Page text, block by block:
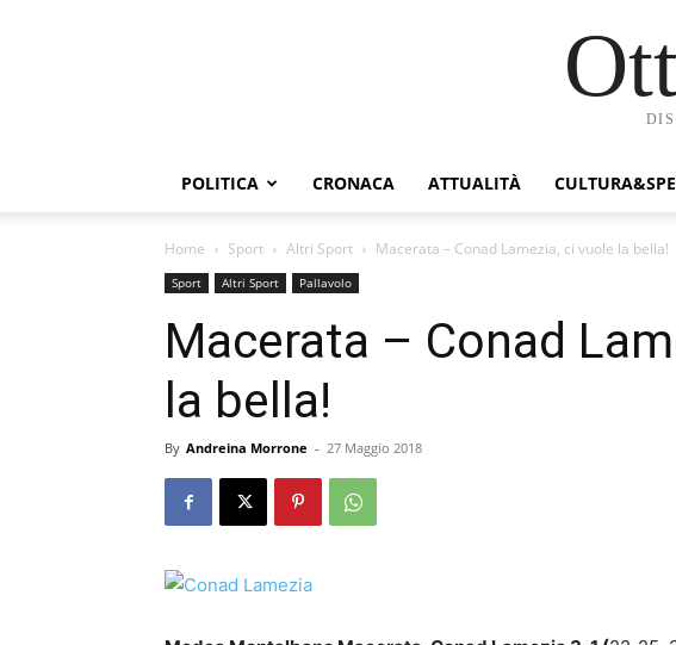
POLITICA CRONACA ATTUALITÀ
Home Sport Altri Sport Macerata – Conad Lamezia, ci vuole la bella!
Sport Altri Sport Pallavolo
Macerata – Conad
la bella!
By Andreina Morrone - 27 Maggio 2018